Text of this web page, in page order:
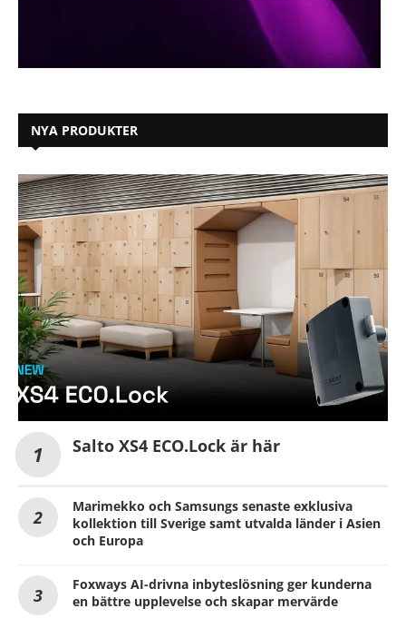
NYA PRODUKTER
Salto XS4 ECO.Lock är här
Marimekko och Samsungs senaste exklusiva
kollektion till Sverige samt utvalda länder i Asien
och Europa
Foxways AI-drivna inbyteslösning ger kunderna
en bättre upplevelse och skapar mervärde